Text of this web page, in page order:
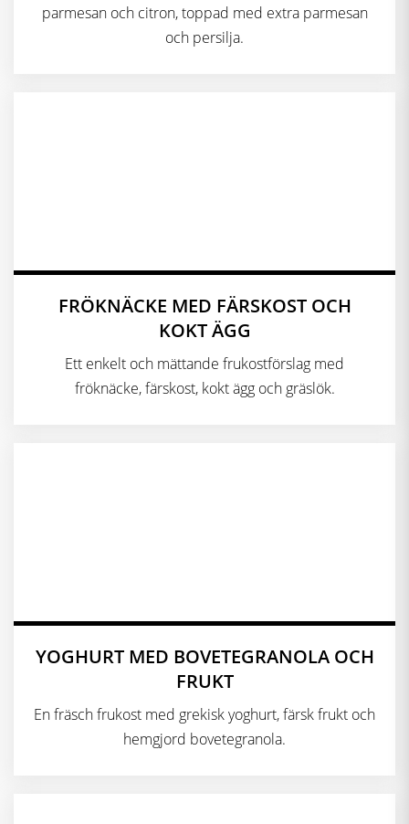
parmesan och citron, toppad med extra parmesan
och persilja.
FRÖKNÄCKE MED FÄRSKOST OCH
KOKT ÄGG
Ett enkelt och mättande frukostförslag med
fröknäcke, färskost, kokt ägg och gräslök.
YOGHURT MED BOVETEGRANOLA OCH
FRUKT
En fräsch frukost med grekisk yoghurt, färsk frukt och
hemgjord bovetegranola.